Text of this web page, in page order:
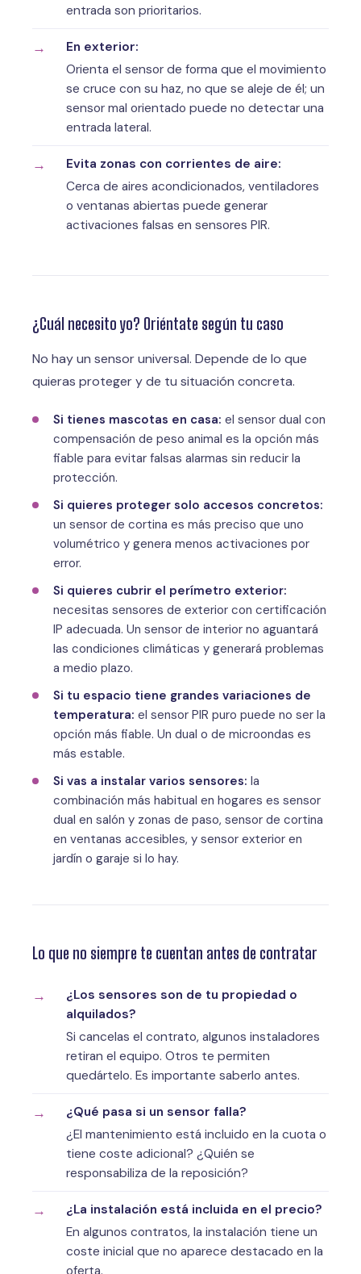
entrada son prioritarios.
En exterior:
Orienta el sensor de forma que el movimiento
se cruce con su haz, no que se aleje de él; un
sensor mal orientado puede no detectar una
entrada lateral.
Evita zonas con corrientes de aire:
Cerca de aires acondicionados, ventiladores
o ventanas abiertas puede generar
activaciones falsas en sensores PIR.
¿Cuál necesito yo? Oriéntate según tu caso
No hay un sensor universal. Depende de lo que
quieras proteger y de tu situación concreta.
Si tienes mascotas en casa: el sensor dual con
compensación de peso animal es la opción más
fiable para evitar falsas alarmas sin reducir la
protección.
Si quieres proteger solo accesos concretos:
un sensor de cortina es más preciso que uno
volumétrico y genera menos activaciones por
error.
Si quieres cubrir el perímetro exterior:
necesitas sensores de exterior con certificación
IP adecuada. Un sensor de interior no aguantará
las condiciones climáticas y generará problemas
a medio plazo.
Si tu espacio tiene grandes variaciones de
temperatura: el sensor PIR puro puede no ser la
opción más fiable. Un dual o de microondas es
más estable.
Si vas a instalar varios sensores: la
combinación más habitual en hogares es sensor
dual en salón y zonas de paso, sensor de cortina
en ventanas accesibles, y sensor exterior en
jardín o garaje si lo hay.
Lo que no siempre te cuentan antes de contratar
¿Los sensores son de tu propiedad o
alquilados?
Si cancelas el contrato, algunos instaladores
retiran el equipo. Otros te permiten
quedártelo. Es importante saberlo antes.
¿Qué pasa si un sensor falla?
¿El mantenimiento está incluido en la cuota o
tiene coste adicional? ¿Quién se
responsabiliza de la reposición?
¿La instalación está incluida en el precio?
En algunos contratos, la instalación tiene un
coste inicial que no aparece destacado en la
oferta.